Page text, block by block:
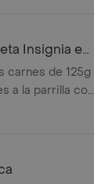
Insignia en
carnes de 125g
a la parrilla con
papa +